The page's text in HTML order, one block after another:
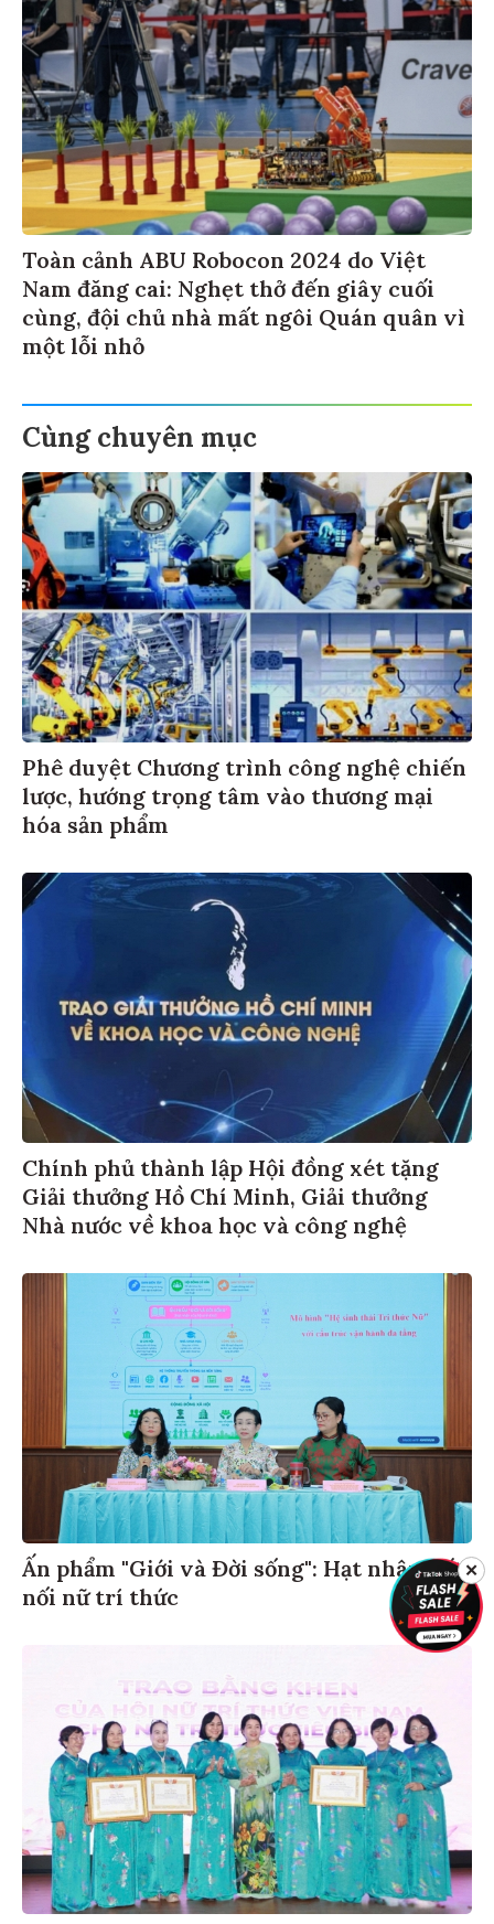
Toàn cảnh ABU Robocon 2024 do Việt
Nam đăng cai: Nghẹt thở đến giây cuối
cùng, đội chủ nhà mất ngôi Quán quân vì
một lỗi nhỏ
Cùng chuyên mục
Phê duyệt Chương trình công nghệ chiến
lược, hướng trọng tâm vào thương mại
hóa sản phẩm
Chính phủ thành lập Hội đồng xét tặng
Giải thưởng Hồ Chí Minh, Giải thưởng
Nhà nước về khoa học và công nghệ
Ấn phẩm "Giới và Đời sống": Hạt nhân kết
nối nữ trí thức
✕